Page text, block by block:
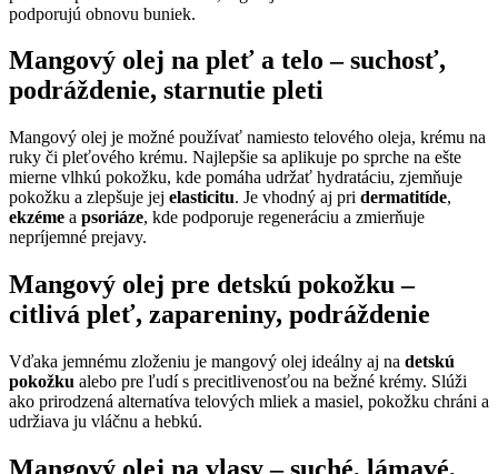
podporujú obnovu buniek.
Mangový olej na pleť a telo –suchosť,
podráždenie, starnutie pleti
Mangový olej je možné používať namiesto telového oleja, krému na
ruky či pleťového krému. Najlepšie sa aplikuje po sprche na ešte
mierne vlhkú pokožku, kde pomáha udržať hydratáciu, zjemňuje
pokožku a zlepšuje jej elasticitu. Je vhodný aj pri dermatitíde,
ekzéme a psoriáze, kde podporuje regeneráciu a zmierňuje
nepríjemné prejavy.
Mangový olej pre detskú pokožku –
citlivá pleť, zapareniny, podráždenie
Vďaka jemnému zloženiu je mangový olej ideálny aj na detskú
pokožku alebo pre ľudí s precitlivenosťou na bežné krémy. Slúži
ako prirodzená alternatíva telových mliek a masiel, pokožku chráni a
udržiava ju vláčnu a hebkú.